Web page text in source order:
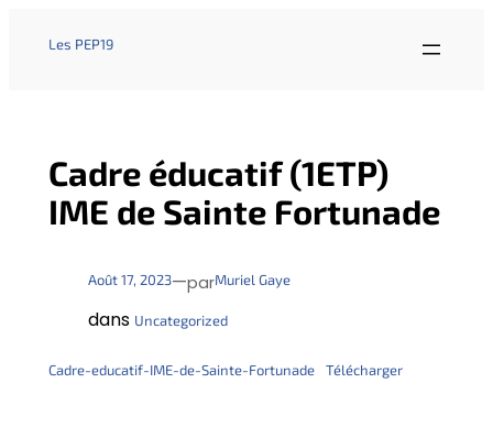
Les PEP19
Cadre éducatif (1ETP)
IME de Sainte Fortunade
Août 17, 2023—parMuriel Gaye
dans Uncategorized
Cadre-educatif-IME-de-Sainte-Fortunade Télécharger